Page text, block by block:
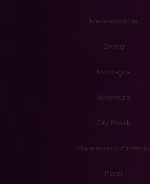
Mete esotiche
Diving
Montagna
Avventura
City Break
Mare estero d'inverno
Ponti